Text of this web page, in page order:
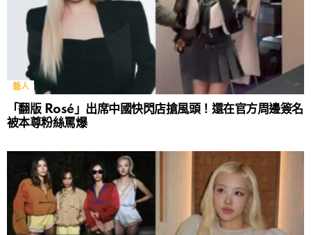
藝人
「翻版 Rosé」出席中國快閃店搶風頭！還在官方周邊簽名
被本尊粉絲罵爆